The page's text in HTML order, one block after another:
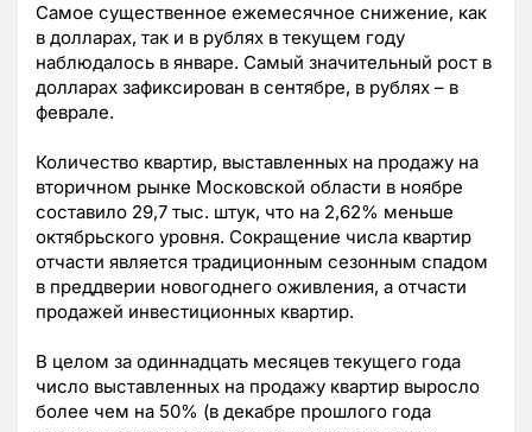
Самое существенное ежемесячное снижение, как
в долларах, так и в рублях в текущем году
наблюдалось в январе. Самый значительный рост в
долларах зафиксирован в сентябре, в рублях – в
феврале.
Количество квартир, выставленных на продажу на
вторичном рынке Московской области в ноябре
составило 29,7 тыс. штук, что на 2,62% меньше
октябрьского уровня. Сокращение числа квартир
отчасти является традиционным сезонным спадом
в преддверии новогоднего оживления, а отчасти
продажей инвестиционных квартир.
В целом за одиннадцать месяцев текущего года
число выставленных на продажу квартир выросло
более чем на 50% (в декабре прошлого года